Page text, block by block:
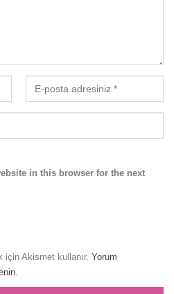
in this browser for the next
için Akismet kullanır. Yorum